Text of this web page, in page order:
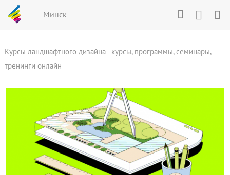
Минск
Курсы ландшафтного дизайна - курсы, программы, семинары,
тренинги онлайн